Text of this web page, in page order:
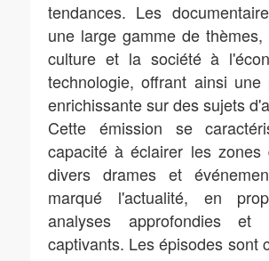
tendances. Les
une large gamme de
culture et la société à
technologie, offrant ainsi une
enrichissante sur des sujets
Cette émission se
capacité à éclairer les zones
divers drames et
marqué l'actualité, en
analyses approfondies et
captivants. Les épisodes sont